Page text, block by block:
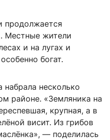
продолжается
Местные жители
и на лугах и
богат.
несколько
районе. «Земляника на
крупная, а в
висит. Из грибов
— поделилась